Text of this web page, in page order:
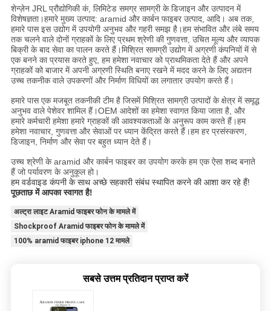
शेन्ज़ेन JRL प्रौद्योगिकी कं, लिमिटेड समग्र सामग्री के डिजाइन और उत्पादन में
विशेषज्ञता।हमारे मुख्य उत्पाद: aramid और कार्बन फाइबर उत्पाद, आदि। अब तक,
हमारे पास इस उद्योग में उपयोगी अनुभव और गहरी समझ है।हम संभावित और लंबे समय
तक चलने वाले दोनों ग्राहकों के लिए प्रथम श्रेणी की गुणवत्ता, उचित मूल्य और व्यापक
बिक्री के बाद सेवा का पालन करते हैं।मिश्रित सामग्री उद्योग में अग्रणी कंपनियों में से
एक बनने का प्रयास करते हुए, हम हमेशा नवाचार को प्राथमिकता देते हैं और अपने
ग्राहकों को बाजार में अपनी अग्रणी स्थिति बनाए रखने में मदद करने के लिए अद्यतन
उच्च तकनीक वाले उपकरणों और निर्माण विधियों का लगातार उपयोग करते हैं।
हमारे पास एक मजबूत तकनीकी टीम है जिसमें मिश्रित सामग्री उत्पादों के क्षेत्र में समृद्ध
अनुभव वाले पेशेवर शामिल हैं।OEM आदेशों का हमेशा स्वागत किया जाता है, और
हमारे कर्मचारी हमेशा हमारे ग्राहकों की आवश्यकताओं के अनुरूप काम करते हैं।हम
हमेशा नवाचार, गुणवत्ता और सेवाओं पर ध्यान केंद्रित करते हैं।हम हर प्रसंस्करण,
डिजाइन, निर्माण और सेवा पर बहुत ध्यान देते हैं।
उच्च श्रेणी के aramid और कार्बन फाइबर का उपयोग करके हम एक ऐसा शब्द बनाते
हैं जो पर्यावरण के अनुकूल हो।
हम वर्डवाइड कंपनी के साथ अच्छे सहकारी संबंध स्थापित करने की आशा कर रहे हैं!
पूछताछ में आपका स्वागत है!
अल्ट्रा लाइट Aramid फाइबर फोन के मामले में
Shockproof Aramid फाइबर फोन के मामले में
100% aramid फाइबर iphone 12 मामले
सबसे उत्तम प्रतिदान प्राप्त करें